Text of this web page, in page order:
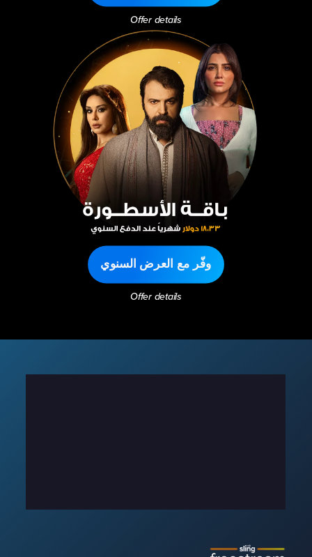
Offer details
وفّر مع العرض السنوي
Offer details